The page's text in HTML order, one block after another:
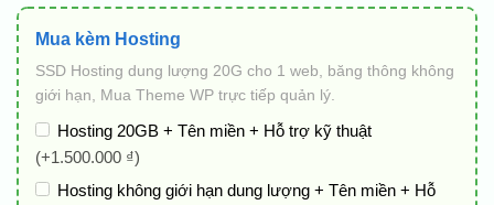
Mua kèm Hosting
SSD Hosting dung lượng 20G cho 1 web, băng thông không
giới hạn, Mua Theme WP trực tiếp quản lý.
Hosting 20GB + Tên miền + Hỗ trợ kỹ thuật
(+1.500.000 ₫)
Hosting không giới hạn dung lượng + Tên miền + Hỗ